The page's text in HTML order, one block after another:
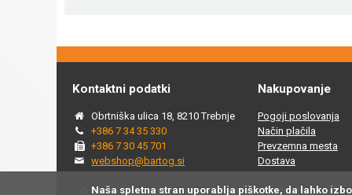
Kontaktni podatki
Obrtniška ulica 18, 8210 Trebnje
+386 7 34 35 330
+386 7 30 45 701
webshop@bartog.si
Nakupovanje
Pogoji poslovanja
Način plačila
Prevzemna mesta
Dostava
© 2015 - 2025 Spletna trgovina Bartog, v spletni trgovini
Naša spletna stran uporablja piškotke, da lahko